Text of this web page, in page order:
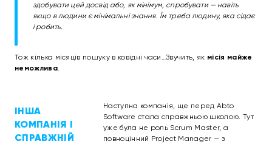
здобувати цей досвід або, як мінімум, спробувати — навіть
якщо в людини є мінімальні знання. Їм треба людину, яка сідає
і робить.
Тож кілька місяців пошуку в ковідні часи…Звучить, як місія майже
неможлива.
ІНША
КОМПАНІЯ І
СПРАВЖНІЙ
Наступна компанія, ще перед Abto
Software стала справжньою школою. Тут
уже була не роль Scrum Master, а
повноцінний Project Manager — з